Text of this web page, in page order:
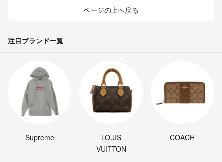
ページの上へ戻る
注目ブランド一覧
Supreme
LOUIS
VUITTON
COACH